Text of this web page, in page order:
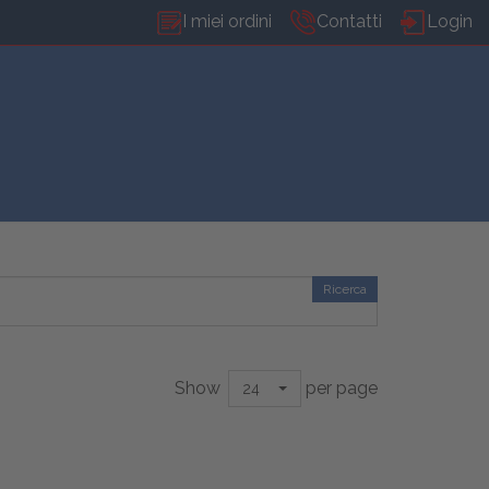
I miei ordini Contatti Login
Ricerca
Show 24 per page